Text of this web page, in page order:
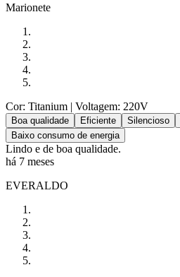
Marionete
Cor: Titanium | Voltagem: 220V
Boa qualidade Eficiente Silencioso
Baixo consumo de energia
Lindo e de boa qualidade.
há 7 meses
EVERALDO